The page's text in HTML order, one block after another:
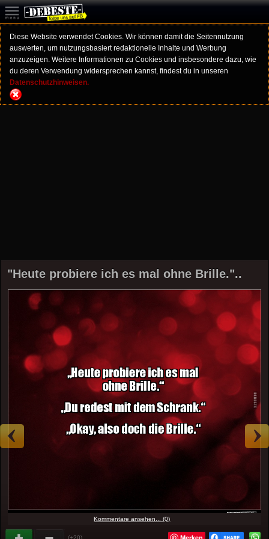
Diese Website verwendet Cookies. Wir können damit die Seitennutzung
auswerten, um nutzungsbasiert redaktionelle Inhalte und Werbung
anzuzeigen. Weitere Informationen zu Cookies und insbesondere dazu, wie
du deren Verwendung widersprechen kannst, findest du in unseren
Datenschutzhinweisen.
"Heute probiere ich es mal ohne Brille."..
Kommentare ansehen... (0)
(+20)